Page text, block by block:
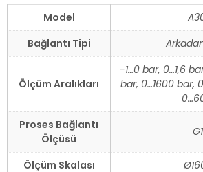
Model
Bağlantı Tipi
Ölçüm Aralıkları
-1…0 bar, 0…1,6
bar, 0…1600 bar,
Proses Bağlantı
Ölçüsü
Ölçüm Skalası